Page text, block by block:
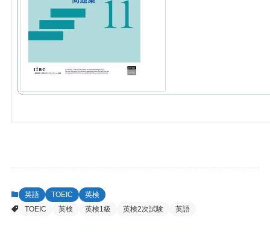
英語 TOEIC
英検
TOEIC
英検 英検1級 英検2次試験 英語